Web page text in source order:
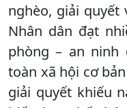
nghèo, giải quyết
Nhân dân đạt
phòng – an
toàn xã hội cơ
giải quyết khiếu